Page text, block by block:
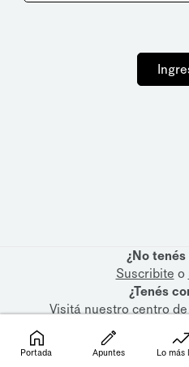
¿No
Suscribite o
¿Tenés
Visitá nuestrocentro
Portada Apuntes Lo más